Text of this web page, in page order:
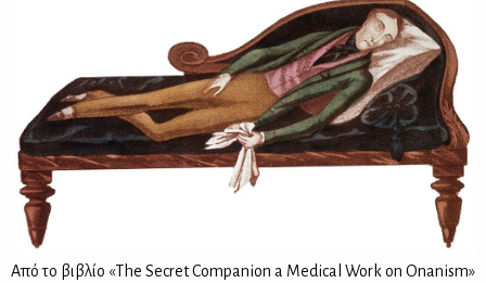
Aπό το βιβλίο «The Secret Companion a Medical Work on Onanism»